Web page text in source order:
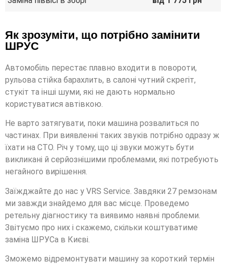
Як зрозуміти, що потрібно замінити
ШРУС
Автомобіль перестає плавно входити в повороти,
рульова стійка барахлить, в салоні чутний скрегіт,
стукіт та інші шуми, які не дають нормально
користуватися автівкою.
Не варто затягувати, поки машина розвалиться по
частинах. При виявленні таких звуків потрібно одразу ж
їхати на СТО. Річ у тому, що ці звуки можуть бути
викликані й серйознішими проблемами, які потребують
негайного вирішення.
Заїжджайте до нас у VRS Service. Завдяки 27 ремзонам
ми завжди знайдемо для вас місце. Проведемо
ретельну діагностику та виявимо наявні проблеми.
Звітуємо про них і скажемо, скільки коштуватиме
заміна ШРУСа в Києві.
Зможемо відремонтувати машину за короткий термін